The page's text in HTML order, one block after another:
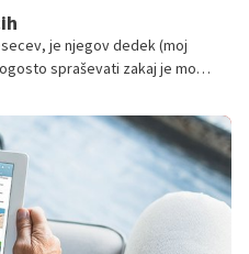
je njegov dedek (moj
spraševati zakaj je moral